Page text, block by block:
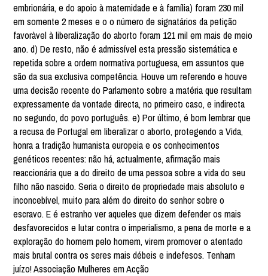
embrionária, e do apoio à maternidade e à família) foram 230 mil
em somente 2 meses e o o número de signatários da petição
favoràvel à liberalização do aborto foram 121 mil em mais de meio
ano. d) De resto, não é admissível esta pressão sistemática e
repetida sobre a ordem normativa portuguesa, em assuntos que
são da sua exclusiva competência. Houve um referendo e houve
uma decisão recente do Parlamento sobre a matéria que resultam
expressamente da vontade directa, no primeiro caso, e indirecta
no segundo, do povo português. e) Por último, é bom lembrar que
a recusa de Portugal em liberalizar o aborto, protegendo a Vida,
honra a tradição humanista europeia e os conhecimentos
genéticos recentes: não há, actualmente, afirmação mais
reaccionária que a do direito de uma pessoa sobre a vida do seu
filho não nascido. Seria o direito de propriedade mais absoluto e
inconcebível, muito para além do direito do senhor sobre o
escravo. E é estranho ver aqueles que dizem defender os mais
desfavorecidos e lutar contra o imperialismo, a pena de morte e a
exploração do homem pelo homem, virem promover o atentado
mais brutal contra os seres mais débeis e indefesos. Tenham
juízo! Associação Mulheres em Acção